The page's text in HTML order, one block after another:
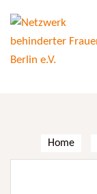
content
Home